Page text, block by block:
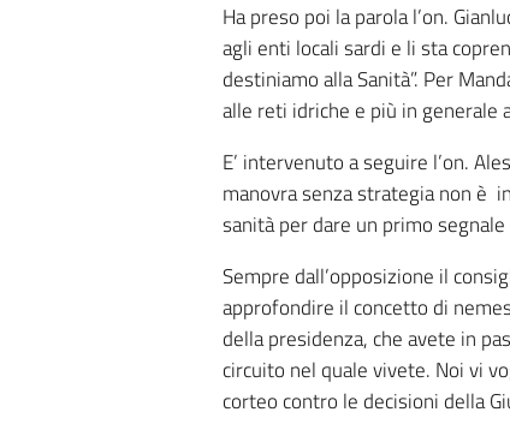
Ha preso poi la parola l’on.
agli enti locali sardi e li sta
destiniamo alla Sanità”. Per
alle reti idriche e più in
E’ intervenuto a seguire l’on.
manovra senza strategia non è
sanità per dare un primo
Sempre dall’opposizione il
approfondire il concetto di
della presidenza, che avete in
circuito nel quale vivete. Noi vi
corteo contro le decisioni della